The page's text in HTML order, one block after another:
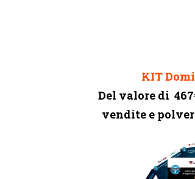
KIT
Del valore di
vendite e